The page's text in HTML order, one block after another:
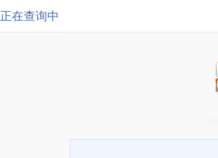
正在查询中